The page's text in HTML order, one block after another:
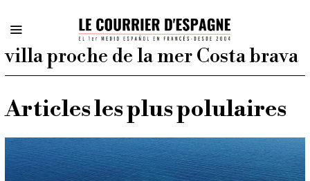
villa proche de la mer Costa brava
Articles les plus polulaires